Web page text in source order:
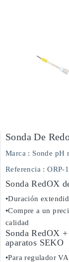
Sonda De
Marca : Sonde pH
Referencia : ORP-
Sonda RedOX
•Duración
•Compre a un
calidad
Sonda RedOX
aparatos SEKO
•Para regulador